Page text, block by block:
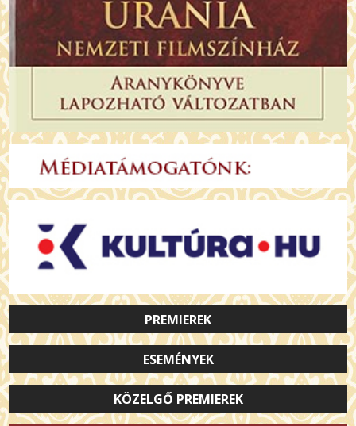
PREMIEREK
ESEMÉNYEK
KÖZELGŐ PREMIEREK